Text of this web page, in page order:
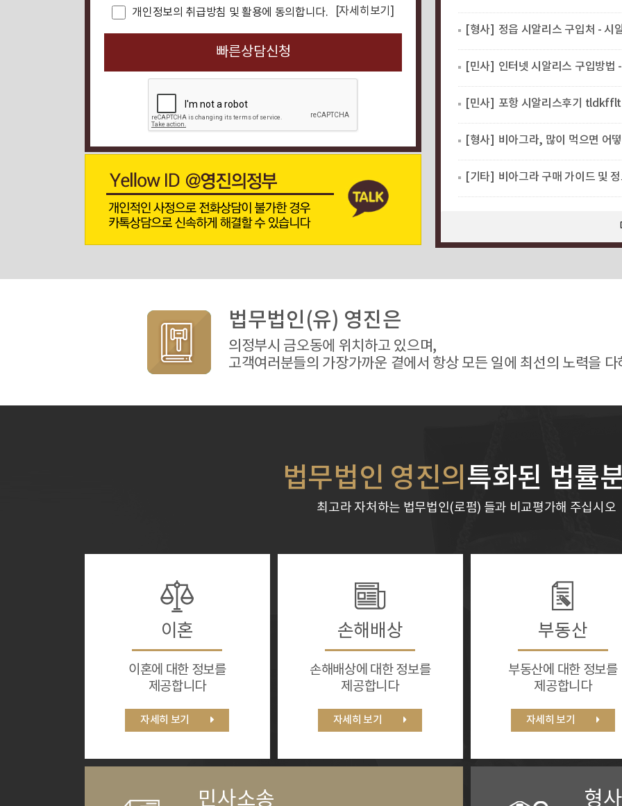
개인정보의 취급방침 및 활용에 동의합니다. [자세히보기]
[형사] 정읍 시알리스 구입처 - 시알리스 안전
[민사] 인터넷 시알리스 구입방법
[민사] 포항 시알리스후기
[형사] 비아그라, 많이 먹으면 어
[기타] 비아그라 구매 가이드 및
법무법인(유) 영진은
의정부시 금오동에 위치하고 있으며,
고객여러분들의 가장가까운 곁에서 항상 모든 일에 최선의 노력을
법무법인 영진의 특화된 법률
최고라 자처하는 법무법인(로펌) 들과 비교평가해 주십시오
이혼
이혼에 대한 정보를
제공합니다
자세히 보기
손해배상
손해배상에 대한 정보를
제공합니다
자세히 보기
부동산
부동산에 대한 정보를
제공합니다
자세히 보기
민사소송 형